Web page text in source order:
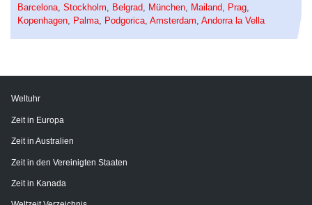
Barcelona Stockholm Belgrad München Mailand Prag
Kopenhagen
Palma Podgorica Amsterdam Andorra la Vella
Weltuhr
Zeit in Europa
Zeit in Australien
Zeit in den Vereinigten Staaten
Zeit in Kanada